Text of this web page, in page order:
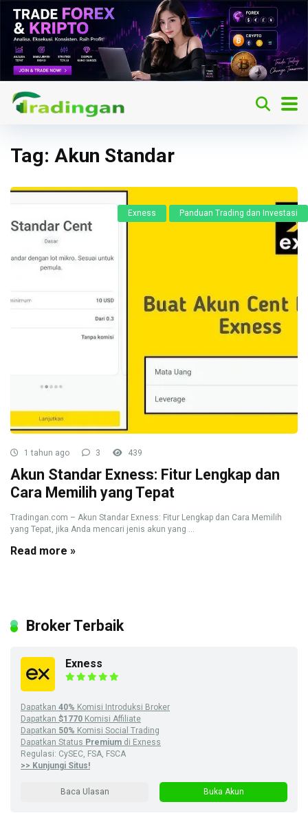
Tag: Akun Standar
Exness Panduan Trading dan Investasi
1 tahun ago 3 439
Akun Standar Exness: Fitur Lengkap dan
Cara Memilih yang Tepat
Tradingan.com – Akun Standar Exness: Fitur Lengkap dan Cara Memilih
yang Tepat, jika Anda mencari jenis akun yang ...
Read more »
Broker Terbaik
Exness
Dapatkan 40% Komisi Introduksi Broker
Dapatkan $1770 Komisi Affiliate
Dapatkan 50% Komisi Social Trading
Dapatkan Status Premium di Exness
Regulasi: CySEC, FSA, FSCA
>> Kunjungi Situs!
Baca Ulasan Buka Akun